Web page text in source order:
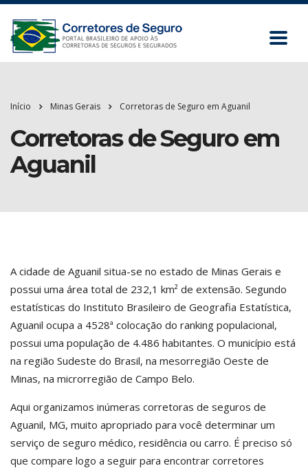
Início Minas Gerais Corretoras de Seguro em Aguanil
Corretoras de Seguro em
Aguanil
A cidade de Aguanil situa-se no estado de Minas Gerais e
possui uma área total de 232,1 km² de extensão. Segundo
estatísticas do Instituto Brasileiro de Geografia Estatística,
Aguanil ocupa a 4528ª colocação do ranking populacional,
possui uma população de 4.486 habitantes. O município está
na região Sudeste do Brasil, na mesorregião Oeste de
Minas, na microrregião de Campo Belo.
Aqui organizamos inúmeras corretoras de seguros de
Aguanil, MG, muito apropriado para você determinar um
serviço de seguro médico, residência ou carro. É preciso só
que compare logo a seguir para encontrar corretores